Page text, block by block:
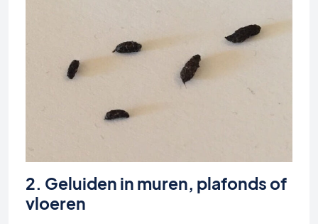
2. Geluiden in muren, plafonds of
vloeren